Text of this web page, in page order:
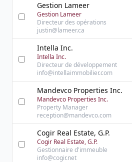
Gestion Lameer
Gestion Lameer
Directeur des opérations
justin@lameer.ca
Intella Inc.
Intella Inc.
Directeur de développement
info@intellaimmobilier.com
Mandevco Properties Inc.
Mandevco Properties Inc.
Property Manager
reception@mandevco.com
Cogir Real Estate, G.P.
Cogir Real Estate, G.P.
Gestionnaire d'immeuble
info@cogir.net